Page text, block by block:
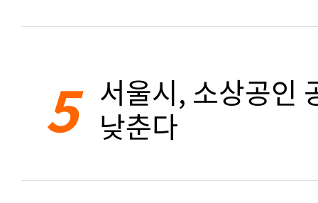
5 서울시, 소상공인
낮춘다